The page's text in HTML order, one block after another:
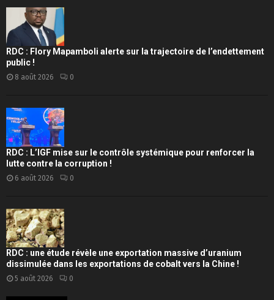
RDC : Flory Mapamboli alerte sur la trajectoire de l’endettement
public !
8 août 2026 0
RDC : L’IGF mise sur le contrôle systémique pour renforcer la
lutte contre la corruption !
6 août 2026 0
RDC : une étude révèle une exportation massive d’uranium
dissimulée dans les exportations de cobalt vers la Chine !
5 août 2026 0